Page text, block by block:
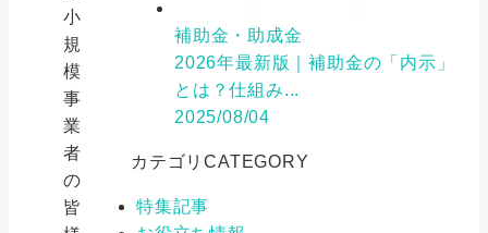
小
規
模
事
業
者
の
皆
補助金・助成金
2026年最新版｜補助金の「内示」
とは？仕組み...
2025/08/04
カテゴリCATEGORY
特集記事